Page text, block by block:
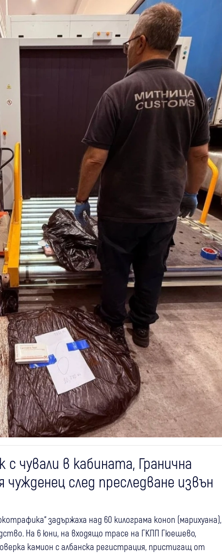
чували в кабината, Гранична
след преследване извън
задържаха над 60 килограма коноп (марихуана),
На 6 юни, на входящо трасе на ГКПП Гюешево,
камион с албанска регистрация, пристигащ от